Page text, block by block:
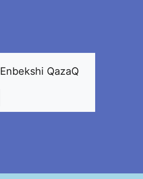
Enbekshi QazaQ